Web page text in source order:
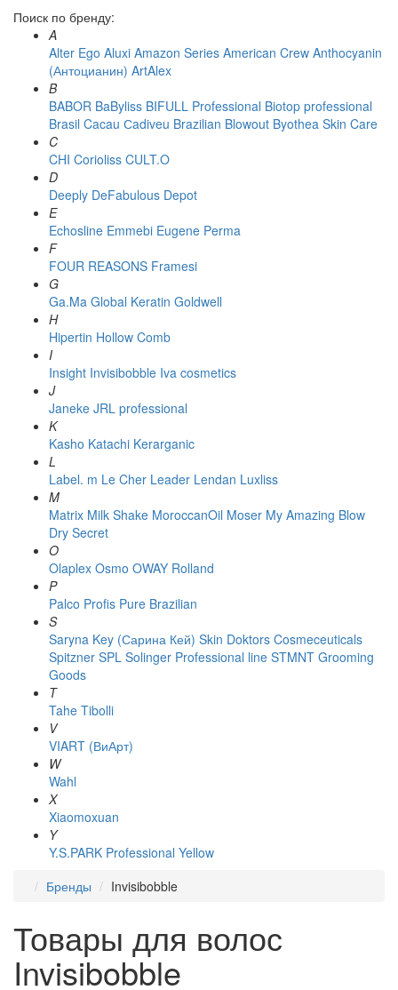
Поиск по бренду:
A
Alter Ego Aluxi Amazon Series American Crew Anthocyanin
(Антоцианин) ArtAlex
B
BABOR BaByliss BIFULL Professional Biotop professional
Brasil Cacau Сadiveu Brazilian Blowout Byothea Skin Care
C
CHI Corioliss CULT.O
D
Deeply DeFabulous Depot
E
Echosline Emmebi Eugene Perma
F
FOUR REASONS Framesi
G
Ga.Ma Global Keratin Goldwell
H
Hipertin Hollow Comb
I
Insight Invisibobble Iva cosmetics
J
Janeke JRL professional
K
Kasho Katachi Kerarganic
L
Label. m Le Cher Leader Lendan Luxliss
M
Matrix Milk Shake MoroccanOil Moser My Amazing Blow
Dry Secret
O
Olaplex Osmo OWAY Rolland
P
Palco Profis Pure Brazilian
S
Saryna Key (Сарина Кей) Skin Doktors Cosmeceuticals
Spitzner SPL Solinger Professional line STMNT Grooming
Goods
T
Tahe Tibolli
V
VIART (ВиАрт)
W
Wahl
X
Xiaomoxuan
Y
Y.S.PARK Professional Yellow
Бренды
Invisibobble
Товары для волос
Invisibobble